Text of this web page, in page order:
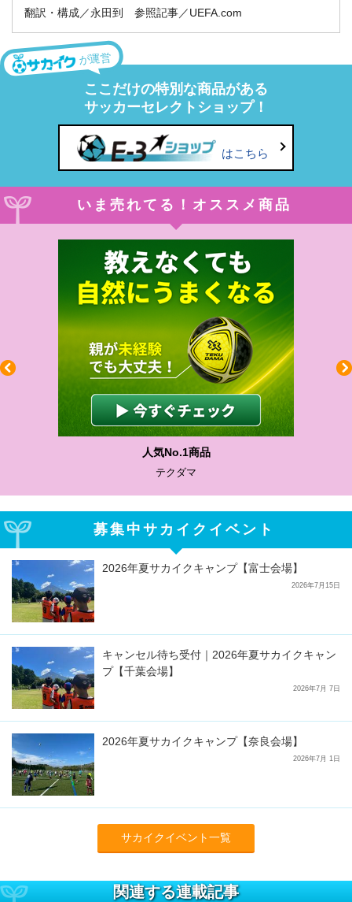
翻訳・構成／永田到 参照記事／UEFA.com
が運営
ここだけの特別な商品がある
サッカーセレクトショップ！
はこちら
いま売れてる！オススメ商品
人気No.1商品
テクダマ
募集中サカイクイベント
2026年夏サカイクキャンプ【富士会場】
2026年7月15日
キャンセル待ち受付｜2026年夏サカイクキャン
プ【千葉会場】
2026年7月 7日
2026年夏サカイクキャンプ【奈良会場】
2026年7月 1日
サカイクイベント一覧
関連する連載記事